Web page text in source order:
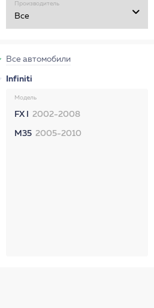
Производитель
Все автомобили
Infiniti
Модель
FX I 2002-2008
M35 2005-2010